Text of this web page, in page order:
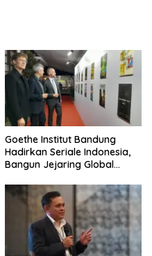
Goethe Institut Bandung
Hadirkan Seriale Indonesia,
Bangun Jejaring Global